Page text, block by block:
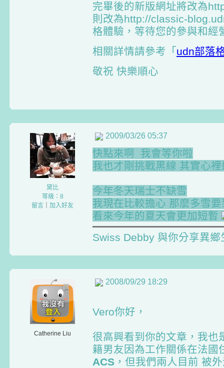
完畢後的新版網址將改為
則改為http://classic-
格體驗，等待您的參與和經
相關詳情請參考「 udn部落
敬祝 快樂順心
黛比
等級：8
留言
加入好友
2009/03/26 05:37
快點來啊 我會等你啦
我也才剛挑戰黑線 其實心
今年冬天瑞士不缺雪
我現在比較擔心 那麼多雪
看來今年的夏天會更加短暫
Swiss Debby 與你分享異鄉
Catherine Liu
2008/09/29 18:29
Vero你好，
很高興看到你的文章，我也
籍男友因為工作關係在法國
ACS ，但我們兩人目前 被